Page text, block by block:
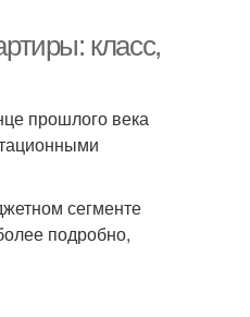
класс,
прошлого века
сегменте
подробно,